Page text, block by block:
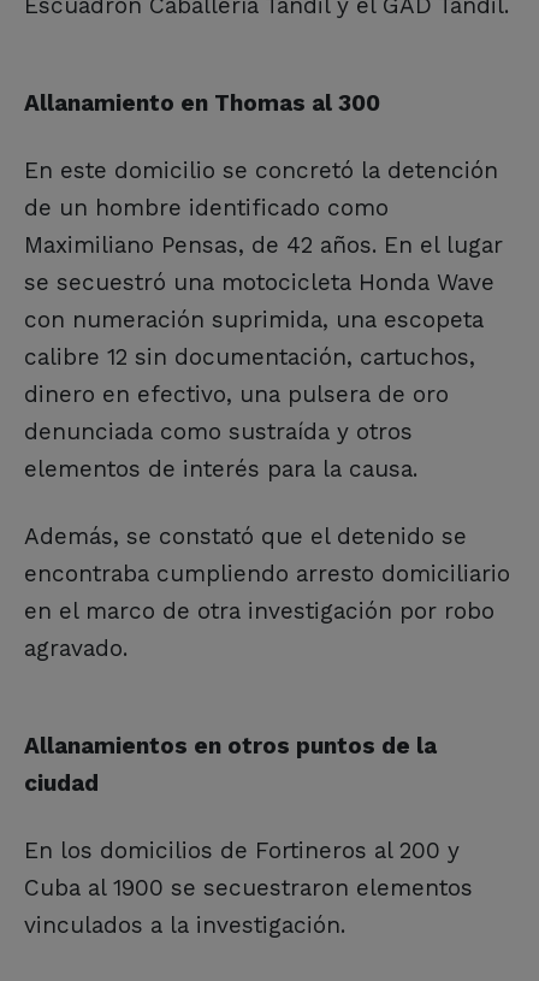
Escuadrón Caballería Tandil y el GAD Tandil.
Allanamiento en Thomas al 300
En este domicilio se concretó la detención
de un hombre identificado como
Maximiliano Pensas, de 42 años. En el lugar
se secuestró una motocicleta Honda Wave
con numeración suprimida, una escopeta
calibre 12 sin documentación, cartuchos,
dinero en efectivo, una pulsera de oro
denunciada como sustraída y otros
elementos de interés para la causa.
Además, se constató que el detenido se
encontraba cumpliendo arresto domiciliario
en el marco de otra investigación por robo
agravado.
Allanamientos en otros puntos de la
ciudad
En los domicilios de Fortineros al 200 y
Cuba al 1900 se secuestraron elementos
vinculados a la investigación.